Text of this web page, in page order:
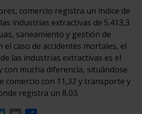
comercio registra un índice de
industrias extractivas de 5.413,3
saneamiento y gestión de
el caso de accidentes mortales, el
las industrias extractivas es el
con mucha diferencia, situándose
comercio con 11,32 y transporte y
registra un 8,03.